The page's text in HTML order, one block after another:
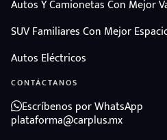
Autos Y Camionetas Con Mejor
SUV Familiares Con Mejor
Autos Eléctricos
CONTÁCTANOS
Escríbenos por WhatsApp
plataforma@carplus.mx